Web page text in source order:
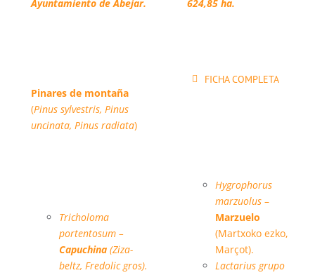
Ayuntamiento de Abejar.
624,85 ha.
Pinares de montaña
(Pinus sylvestris, Pinus
uncinata, Pinus radiata)
FICHA COMPLETA
Tricholoma
portentosum –
Capuchina(Ziza-
beltz, Fredolic gros).
Hygrophorus
marzuolus –
Marzuelo
(Martxoko ezko,
Marçot).
Lactarius grupo